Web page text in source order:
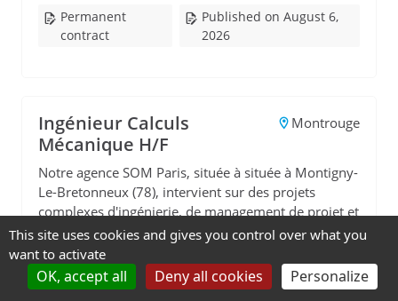
Permanent
contract
Published on August 6,
2026
Ingénieur Calculs
Mécanique H/F
Montrouge
Notre agence SOM Paris, située à située à Montigny-
Le-Bretonneux (78), intervient sur des projets
complexes d'ingénierie, de management de projet et
d'assistance à maîtrise d'ouvrage dans le domaine
d...
Permanent
Published on August 6,
This site uses cookies and gives you control over what you
want to activate
OK, accept all Deny all cookies Personalize